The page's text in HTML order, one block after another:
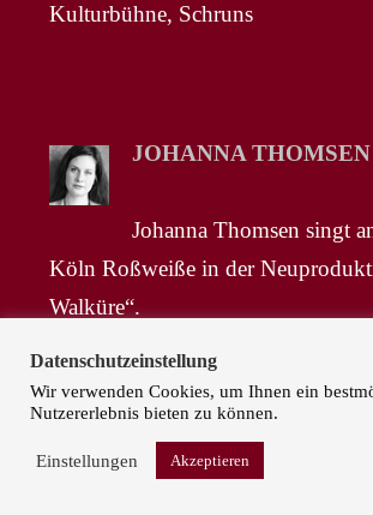
Kulturbühne, Schruns
JOHANNA THOMSEN
Johanna Thomsen singt
Köln Roßweiße in der
Walküre“.
Inszenierung: Paul-Georg Dittrich
Premiere: 29. März 2026
Weitere Vorstellungen: 01., 04.,
Datenschutzeinstellung
Wir verwenden Cookies, um Ihnen ein
Nutzererlebnis bieten zu können.
Einstellungen Akzeptieren